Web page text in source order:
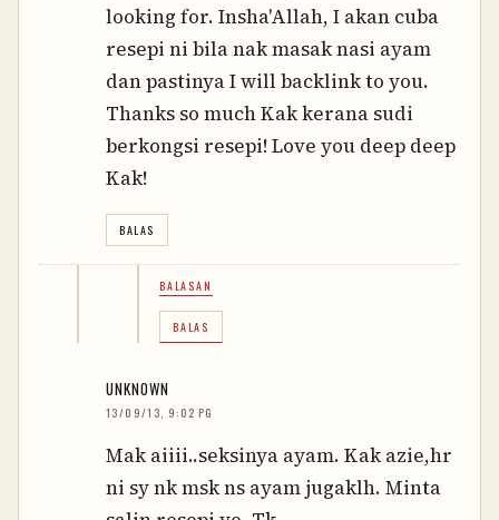
looking for. Insha'Allah, I akan cuba
resepi ni bila nak masak nasi ayam
dan pastinya I will backlink to you.
Thanks so much Kak kerana sudi
berkongsi resepi! Love you deep deep
Kak!
BALAS
BALASAN
BALAS
UNKNOWN
13/09/13, 9:02 PG
Mak aiiii..seksinya ayam. Kak azie,hr
ni sy nk msk ns ayam jugaklh. Minta